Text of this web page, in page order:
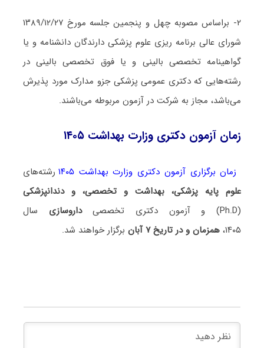
۲- براساس مصوبه چهل و پنجمین جلسه مورخ ۱۳۸۹/۱۲/۲۷
شورای عالی برنامه ریزی علوم پزشکی دارندگان دانشنامه و یا
گواهینامه تخصصی بالینی و یا فوق تخصصی بالینی در
رشته‌هایی که دکتری عمومی پزشکی جزو مدارک مورد پذیرش
می‌باشد، مجاز به شرکت در آزمون مربوطه می‌باشند.
زمان آزمون دکتری وزارت بهداشت ۱۴۰۵
زمان برگزاری آزمون دکتری وزارت بهداشت ۱۴۰۵
رشته‌های
علوم پایه پزشکی، بهداشت و تخصصی، و دندانپزشکی
(Ph.D) و آزمون دکتری تخصصی
داروسازی سال
۱۴۰۵،همزمان و در تاریخ ۷ آبان برگزار خواهند شد.